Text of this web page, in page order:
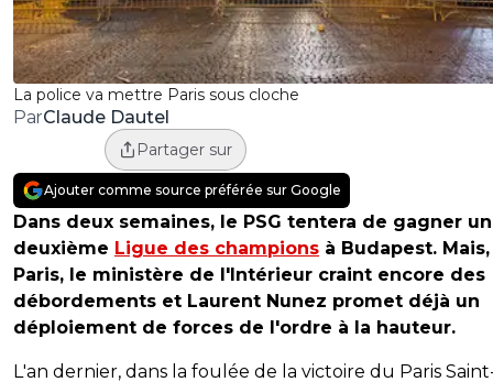
La police va mettre Paris sous cloche
ParClaude Dautel
Partager sur
Ajouter comme source préférée sur Google
Dans deux semaines, le PSG tentera de gagner
deuxième Ligue des champions à Budapest. Mais,
Paris, le ministère de l'Intérieur craint encore des
débordements et Laurent Nunez promet déjà un
déploiement de forces de l'ordre à la hauteur.
L'an dernier, dans la foulée de la victoire du Paris